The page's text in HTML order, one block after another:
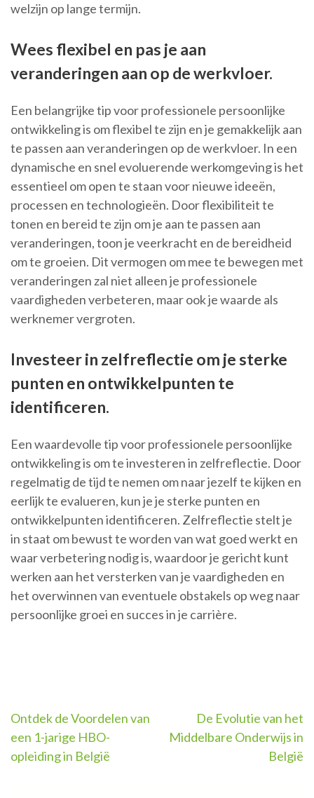
welzijn op lange termijn.
Wees flexibel en pas je aan
veranderingen aan op de werkvloer.
Een belangrijke tip voor professionele persoonlijke
ontwikkeling is om flexibel te zijn en je gemakkelijk aan
te passen aan veranderingen op de werkvloer. In een
dynamische en snel evoluerende werkomgeving is het
essentieel om open te staan voor nieuwe ideeën,
processen en technologieën. Door flexibiliteit te
tonen en bereid te zijn om je aan te passen aan
veranderingen, toon je veerkracht en de bereidheid
om te groeien. Dit vermogen om mee te bewegen met
veranderingen zal niet alleen je professionele
vaardigheden verbeteren, maar ook je waarde als
werknemer vergroten.
Investeer in zelfreflectie om je sterke
punten en ontwikkelpunten te
identificeren.
Een waardevolle tip voor professionele persoonlijke
ontwikkeling is om te investeren in zelfreflectie. Door
regelmatig de tijd te nemen om naar jezelf te kijken en
eerlijk te evalueren, kun je je sterke punten en
ontwikkelpunten identificeren. Zelfreflectie stelt je
in staat om bewust te worden van wat goed werkt en
waar verbetering nodig is, waardoor je gericht kunt
werken aan het versterken van je vaardigheden en
het overwinnen van eventuele obstakels op weg naar
persoonlijke groei en succes in je carrière.
Berichtnavigatie
Ontdek de Voordelen van
een 1-jarige HBO-
opleiding in België
De Evolutie van het
Middelbare Onderwijs in
België